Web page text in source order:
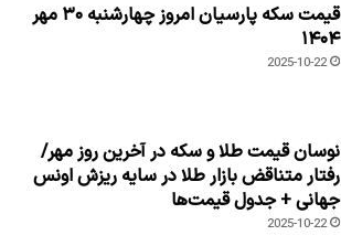
قیمت سکه پارسیان امروز چهارشنبه ۳۰ مهر
۱۴۰۴
2025-10-22
نوسان قیمت طلا و سکه در آخرین روز مهر/
رفتار متناقض بازار طلا در سایه ریزش اونس
جهانی + جدول قیمت‌ها
2025-10-22